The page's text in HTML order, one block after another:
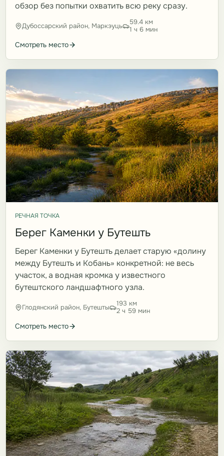
обзор без попытки охватить всю реку сразу.
Дубоссарский район, Маркэуць
59.4 км
1 ч 6 мин
Смотреть место
РЕЧНАЯ ТОЧКА
Берег Каменки у Бутешть
Берег Каменки у Бутешть делает старую «долину
между Бутешть и Кобань» конкретной: не весь
участок, а водная кромка у известного
бутештского ландшафтного узла.
Глодянский район, Бутешты
193 км
2 ч 59 мин
Смотреть место